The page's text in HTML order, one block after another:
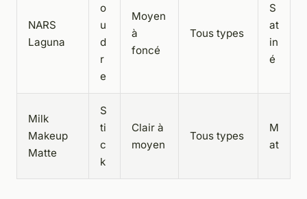
NARS
Laguna
o
u
d
r
e
Moyen
à
foncé
Tous types
S
at
in
é
Milk
Makeup
Matte
S
ti
c
k
Clair à
moyen
Tous types
M
at